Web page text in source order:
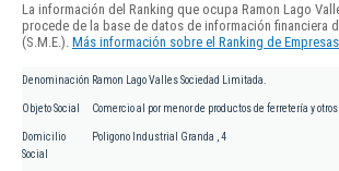
La información del Ranking que ocupa Ramon Lago
procede de la base de datos de información financiera
(S.M.E.). Más información sobre el Ranking de
Denominación Ramon Lago Valles Sociedad Limitada.
Objeto Social Comercio al por menor de productos de ferretería y
Domicilio
Social
Poligono Industrial Granda , 4